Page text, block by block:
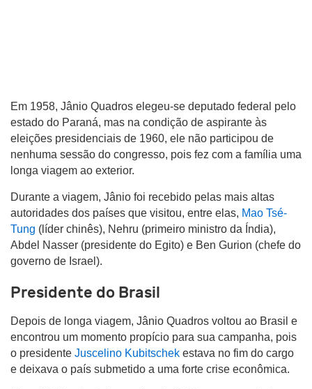
Em 1958, Jânio Quadros elegeu-se deputado federal pelo
estado do Paraná, mas na condição de aspirante às
eleições presidenciais de 1960, ele não participou de
nenhuma sessão do congresso, pois fez com a família uma
longa viagem ao exterior.
Durante a viagem, Jânio foi recebido pelas mais altas
autoridades dos países que visitou, entre elas, Mao Tsé-
Tung (líder chinês), Nehru (primeiro ministro da Índia),
Abdel Nasser (presidente do Egito) e Ben Gurion (chefe do
governo de Israel).
Presidente do Brasil
Depois de longa viagem, Jânio Quadros voltou ao Brasil e
encontrou um momento propício para sua campanha, pois
o presidente Juscelino Kubitschek estava no fim do cargo
e deixava o país submetido a uma forte crise econômica.